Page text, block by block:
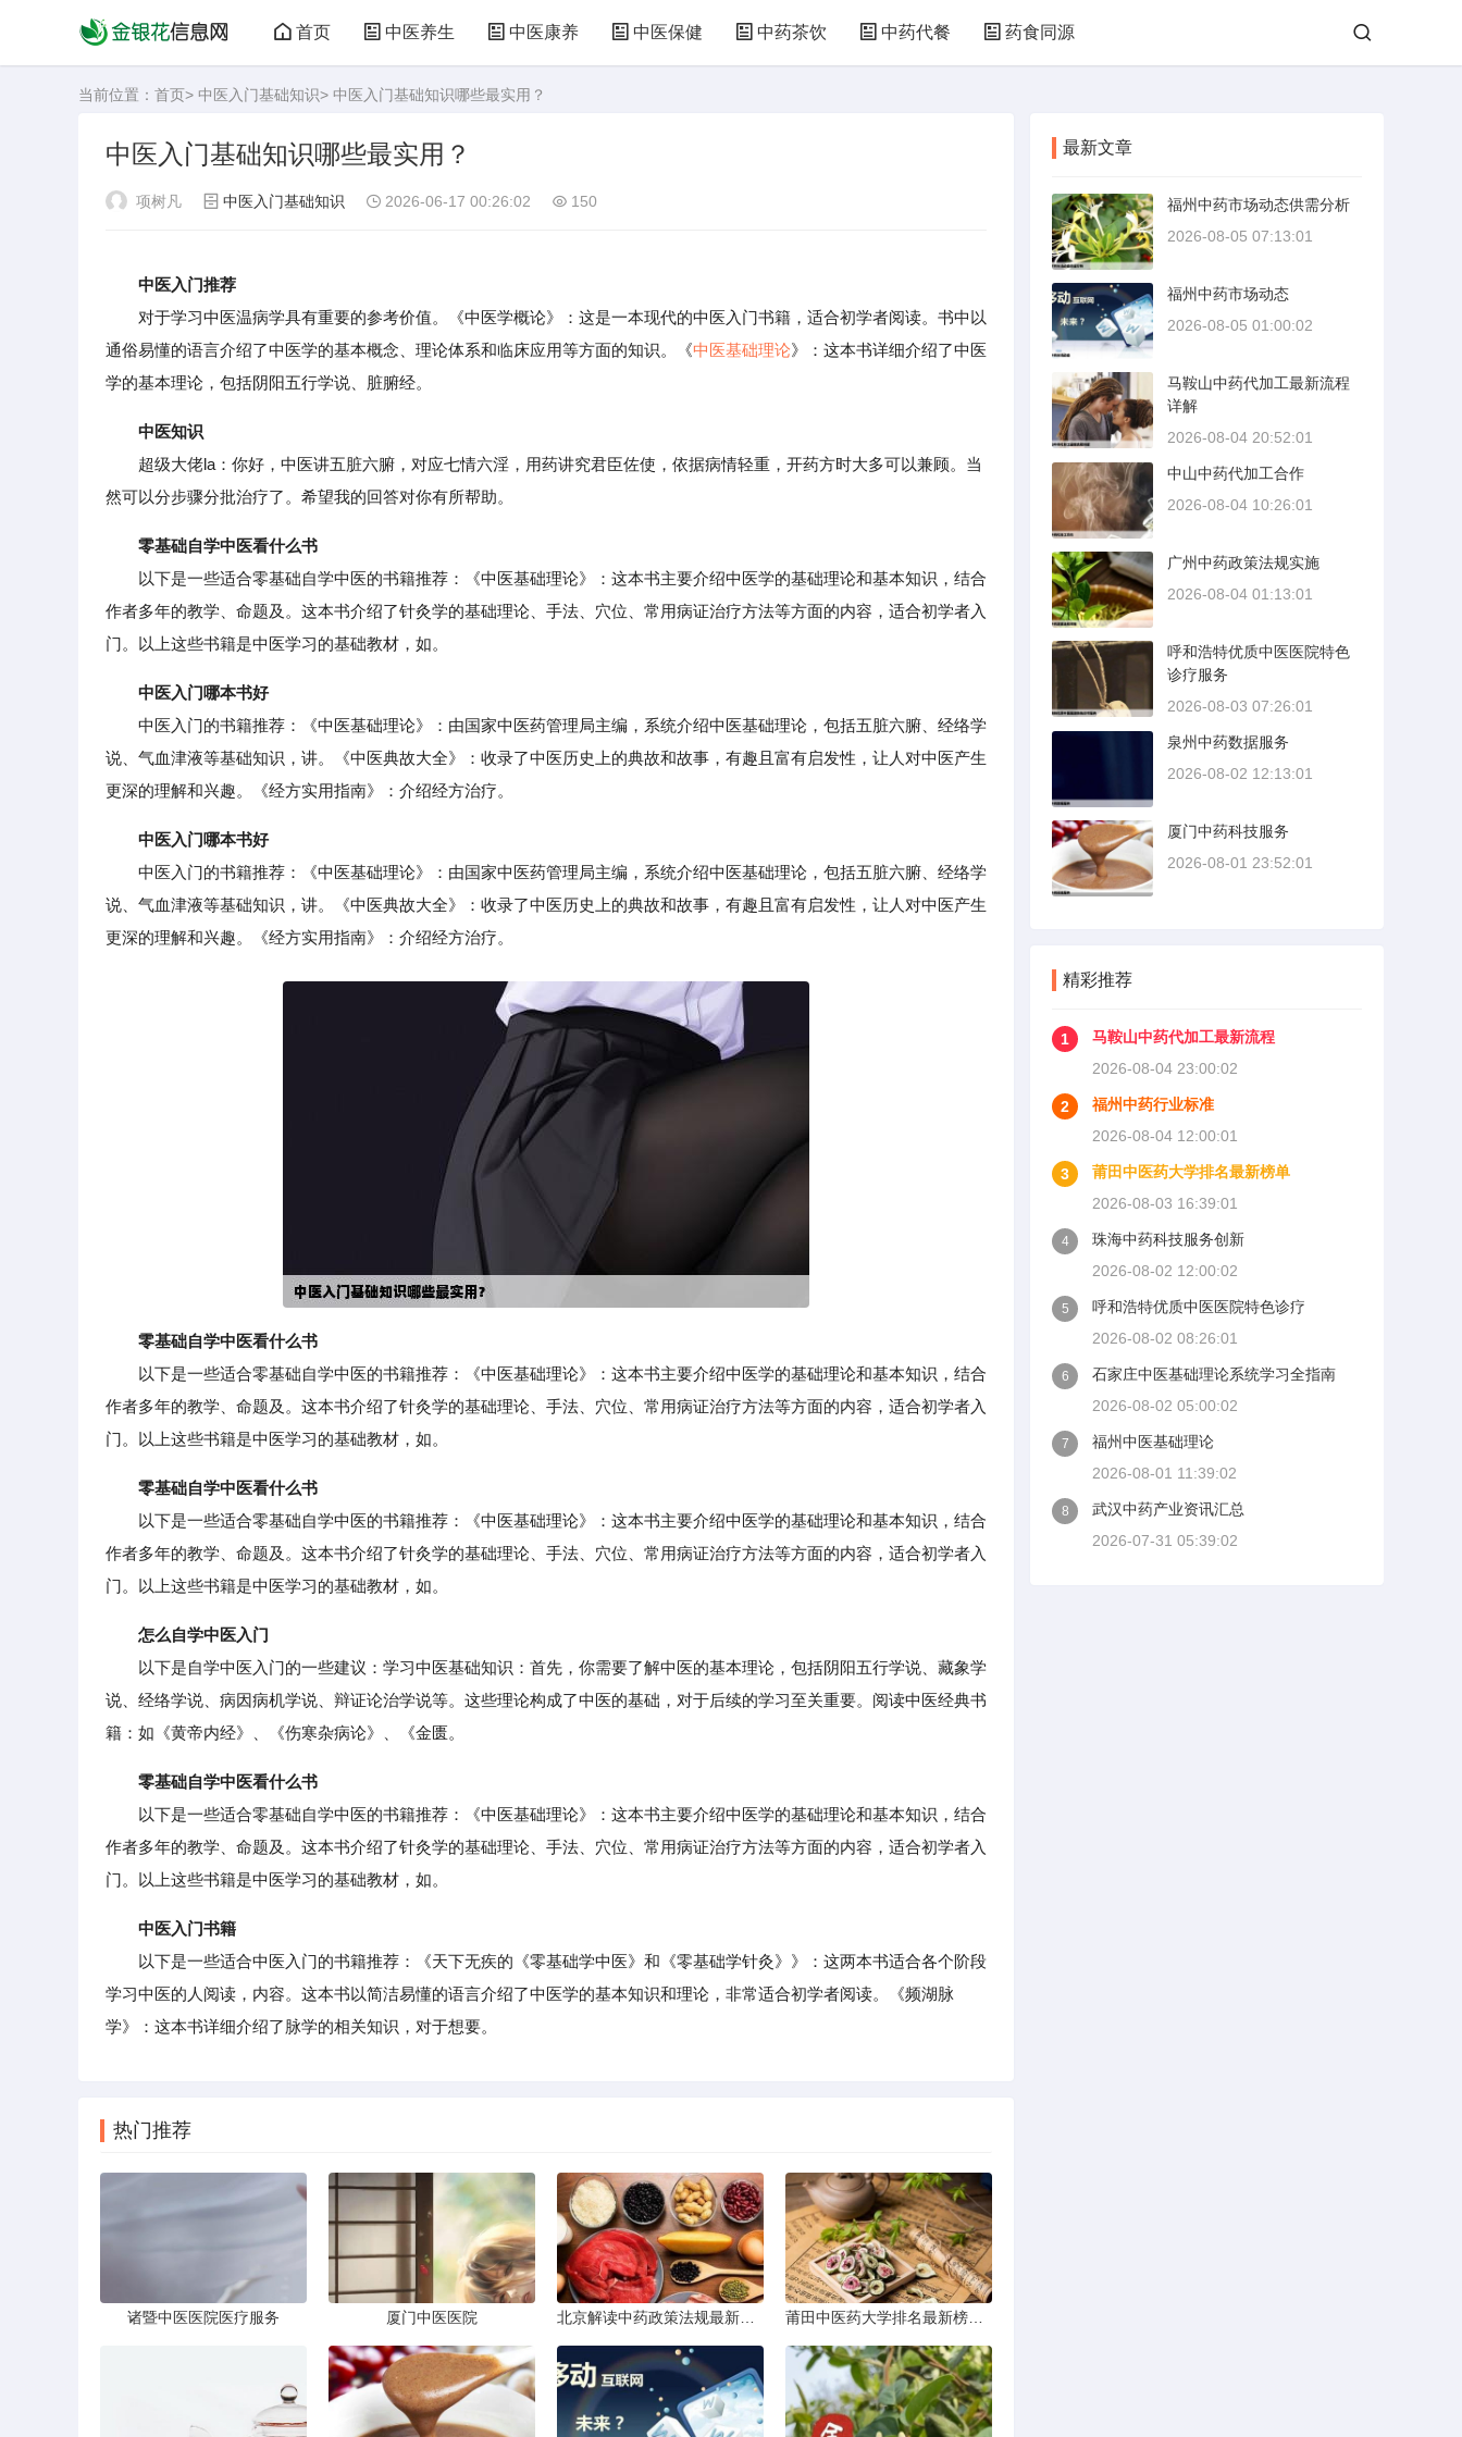
首页 中医养生 中医康养 中医保健 中药茶饮 中药代餐 药食同源
当前位置： 首页> 中医入门基础知识> 中医入门基础知识哪些最实用？
中医入门基础知识哪些最实用？
项树凡 中医入门基础知识 2026-06-17 00:26:02 150
中医入门推荐
对于学习中医温病学具有重要的参考价值。《中医学概论》：这是一本现代的中医入门书籍，适合初学者阅读。书中以
通俗易懂的语言介绍了中医学的基本概念、理论体系和临床应用等方面的知识。《中医基础理论》：这本书详细介绍了中医
学的基本理论，包括阴阳五行学说、脏腑经。
中医知识
超级大佬la：你好，中医讲五脏六腑，对应七情六淫，用药讲究君臣佐使，依据病情轻重，开药方时大多可以兼顾。当
然可以分步骤分批治疗了。希望我的回答对你有所帮助。
零基础自学中医看什么书
以下是一些适合零基础自学中医的书籍推荐：《中医基础理论》：这本书主要介绍中医学的基础理论和基本知识，结合
作者多年的教学、命题及。这本书介绍了针灸学的基础理论、手法、穴位、常用病证治疗方法等方面的内容，适合初学者入
门。以上这些书籍是中医学习的基础教材，如。
中医入门哪本书好
中医入门的书籍推荐：《中医基础理论》：由国家中医药管理局主编，系统介绍中医基础理论，包括五脏六腑、经络学
说、气血津液等基础知识，讲。《中医典故大全》：收录了中医历史上的典故和故事，有趣且富有启发性，让人对中医产生
更深的理解和兴趣。《经方实用指南》：介绍经方治疗。
中医入门哪本书好
中医入门的书籍推荐：《中医基础理论》：由国家中医药管理局主编，系统介绍中医基础理论，包括五脏六腑、经络学
说、气血津液等基础知识，讲。《中医典故大全》：收录了中医历史上的典故和故事，有趣且富有启发性，让人对中医产生
更深的理解和兴趣。《经方实用指南》：介绍经方治疗。
零基础自学中医看什么书
以下是一些适合零基础自学中医的书籍推荐：《中医基础理论》：这本书主要介绍中医学的基础理论和基本知识，结合
作者多年的教学、命题及。这本书介绍了针灸学的基础理论、手法、穴位、常用病证治疗方法等方面的内容，适合初学者入
门。以上这些书籍是中医学习的基础教材，如。
零基础自学中医看什么书
以下是一些适合零基础自学中医的书籍推荐：《中医基础理论》：这本书主要介绍中医学的基础理论和基本知识，结合
作者多年的教学、命题及。这本书介绍了针灸学的基础理论、手法、穴位、常用病证治疗方法等方面的内容，适合初学者入
门。以上这些书籍是中医学习的基础教材，如。
怎么自学中医入门
以下是自学中医入门的一些建议：学习中医基础知识：首先，你需要了解中医的基本理论，包括阴阳五行学说、藏象学
说、经络学说、病因病机学说、辩证论治学说等。这些理论构成了中医的基础，对于后续的学习至关重要。阅读中医经典书
籍：如《黄帝内经》、《伤寒杂病论》、《金匮。
零基础自学中医看什么书
以下是一些适合零基础自学中医的书籍推荐：《中医基础理论》：这本书主要介绍中医学的基础理论和基本知识，结合
作者多年的教学、命题及。这本书介绍了针灸学的基础理论、手法、穴位、常用病证治疗方法等方面的内容，适合初学者入
门。以上这些书籍是中医学习的基础教材，如。
中医入门书籍
以下是一些适合中医入门的书籍推荐：《天下无疾的《零基础学中医》和《零基础学针灸》》：这两本书适合各个阶段
学习中医的人阅读，内容。这本书以简洁易懂的语言介绍了中医学的基本知识和理论，非常适合初学者阅读。《频湖脉
学》：这本书详细介绍了脉学的相关知识，对于想要。
热门推荐
诸暨中医医院医疗服务 厦门中医医院
最新文章
福州中药市场动态供需分析
2026-08-05 07:13:01
福州中药市场动态
2026-08-05 01:00:02
马鞍山中药代加工最新流程
详解
2026-08-04 20:52:01
中山中药代加工合作
2026-08-04 10:26:01
广州中药政策法规实施
2026-08-04 01:13:01
呼和浩特优质中医医院特色
诊疗服务
2026-08-03 07:26:01
泉州中药数据服务
2026-08-02 12:13:01
厦门中药科技服务
2026-08-01 23:52:01
精彩推荐
1
马鞍山中药代加工最新流程
2026-08-04 23:00:02
2
福州中药行业标准
2026-08-04 12:00:01
3
莆田中医药大学排名最新榜单
2026-08-03 16:39:01
4
珠海中药科技服务创新
2026-08-02 12:00:02
5
呼和浩特优质中医医院特色诊疗
2026-08-02 08:26:01
6
石家庄中医基础理论系统学习全指南
2026-08-02 05:00:02
7
福州中医基础理论
2026-08-01 11:39:02
8
武汉中药产业资讯汇总
2026-07-31 05:39:02